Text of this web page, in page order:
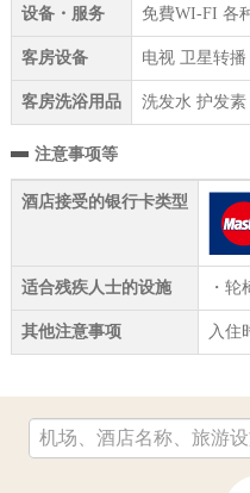
设备・服务 免費WI-FI 各
客房设备 电视 卫星转
客房洗浴用品 洗发水 护发
注意事项等
酒店接受的银行卡类型
适合残疾人士的设施 ・
其他注意事项 入住